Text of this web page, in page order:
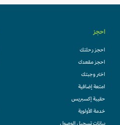
احجز
احجز رحلتك
احجز مقعدك
اختر وجبتك
امتعة إضافية
حقيبة إكسبريس
خدمة الأولوية